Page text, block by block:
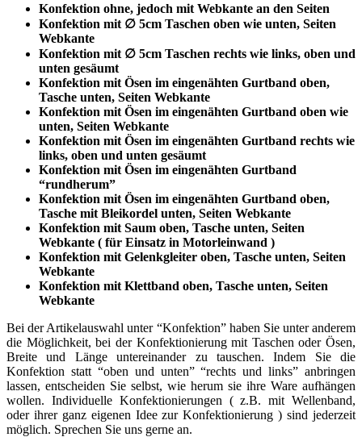
Konfektion ohne, jedoch mit Webkante an den Seiten
Konfektion mit ∅ 5cm Taschen oben wie unten, Seiten
Webkante
Konfektion mit ∅ 5cm Taschen rechts wie links, oben und
unten gesäumt
Konfektion mit Ösen im eingenähten Gurtband oben,
Tasche unten, Seiten Webkante
Konfektion mit Ösen im eingenähten Gurtband oben wie
unten, Seiten Webkante
Konfektion mit Ösen im eingenähten Gurtband rechts wie
links, oben und unten gesäumt
Konfektion mit Ösen im eingenähten Gurtband
“rundherum”
Konfektion mit Ösen im eingenähten Gurtband oben,
Tasche mit Bleikordel unten, Seiten Webkante
Konfektion mit Saum oben, Tasche unten, Seiten
Webkante ( für Einsatz in Motorleinwand )
Konfektion mit Gelenkgleiter oben, Tasche unten, Seiten
Webkante
Konfektion mit Klettband oben, Tasche unten, Seiten
Webkante
Bei der Artikelauswahl unter “Konfektion” haben Sie unter anderem
die Möglichkeit, bei der Konfektionierung mit Taschen oder Ösen,
Breite und Länge untereinander zu tauschen. Indem Sie die
Konfektion statt “oben und unten” “rechts und links” anbringen
lassen, entscheiden Sie selbst, wie herum sie ihre Ware aufhängen
wollen. Individuelle Konfektionierungen ( z.B. mit Wellenband,
oder ihrer ganz eigenen Idee zur Konfektionierung ) sind jederzeit
möglich. Sprechen Sie uns gerne an.